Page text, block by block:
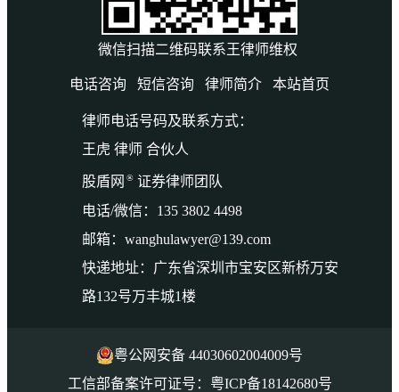
微信扫描二维码联系王律师维权
电话咨询 短信咨询 律师简介 本站首页
律师电话号码及联系方式：
王虎 律师 合伙人
股盾网 ® 证券律师团队
电话/微信：135 3802 4498
邮箱：wanghulawyer@139.com
快递地址：广东省深圳市宝安区新桥万安
路132号万丰城1楼
粤公网安备 44030602004009号
工信部备案许可证号：粤ICP备18142680号